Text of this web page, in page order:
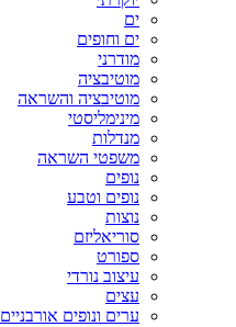
ים
ים וחופים
מודרני
מוטיבציה
מוטיבציה והשראה
מינימליסטי
מנדלות
משפטי השראה
נופים
נופים וטבע
נוצות
סוריאליזם
ספורט
עיצוב נורדי
עצים
ערים ונופים אורבניים